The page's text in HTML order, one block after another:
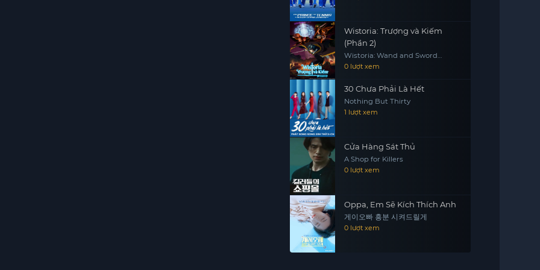
Wistoria: Trượng và Kiếm
(Phần 2)
Wistoria: Wand and Sword
(Season 2)
0 lượt xem
30 Chưa Phải Là Hết
Nothing But Thirty
1 lượt xem
Cửa Hàng Sát Thủ
A Shop for Killers
0 lượt xem
Oppa, Em Sẽ Kích Thích Anh
게이오빠 흥분 시켜드릴게
0 lượt xem